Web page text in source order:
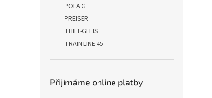
POLA G
PREISER
THIEL-GLEIS
TRAIN LINE 45
Přijímáme online platby